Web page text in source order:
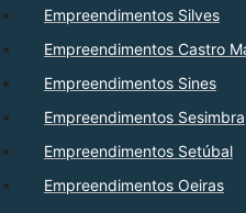
Empreendimentos Silves
Empreendimentos Castro
Empreendimentos Sines
Empreendimentos Sesimbra
Empreendimentos Setúbal
Empreendimentos Oeiras